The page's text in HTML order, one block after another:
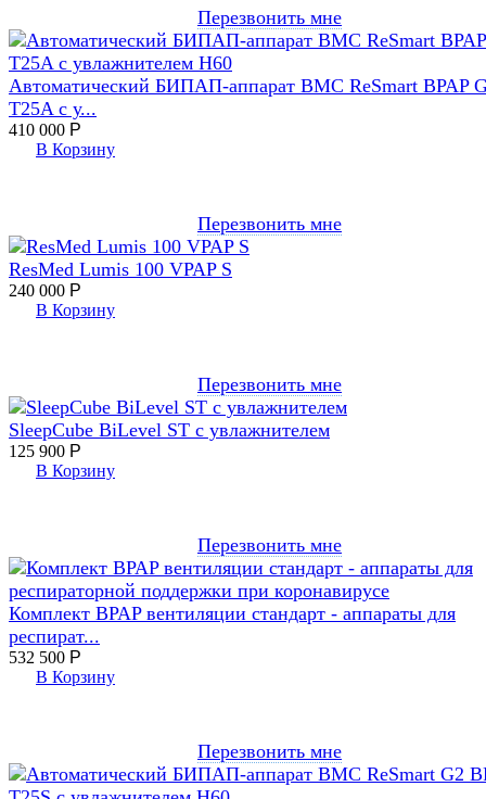
Перезвонить мне
Автоматический БИПАП-аппарат BMC ReSmart BPAP
T25A с у...
410 000 Р
В Корзину
Перезвонить мне
ResMed Lumis 100 VPAP S
240 000 Р
В Корзину
Перезвонить мне
SleepCube BiLevel ST с увлажнителем
125 900 Р
В Корзину
Перезвонить мне
Комплект BPAP вентиляции стандарт - аппараты для
респират...
532 500 Р
В Корзину
Перезвонить мне